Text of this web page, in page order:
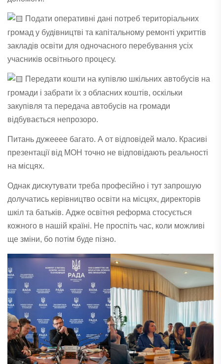
Подати оперативні дані потреб територіальних
громад у будівництві та капітальному ремонті укриттів
закладів освіти для одночасного перебування усіх
учасників освітнього процесу.
Передати кошти на купівлю шкільних автобусів на
громади і забрати їх з обласних коштів, оскільки
закупівля та передача автобусів на громади
відбувається непрозоро.
Питань дужееее багато. А от відповідей мало. Красиві
презентації від МОН точно не відповідають реальності
на місцях.
Однак дискутувати треба професійно і тут запрошую
долучатись керівництво освіти на місцях, директорів
шкіл та батьків. Адже освітня реформа стосується
кожного в нашій країні. Не проспіть час, коли можливі
ще зміни, бо потім буде пізно.